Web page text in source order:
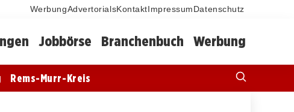
WerbungAdvertorialsKontakt Impressum Datenschutz
Jobbörse Branchenbuch Werbung
Rems-Murr-Kreis